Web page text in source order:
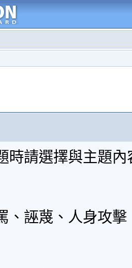
時請選擇與主題
、誣蔑、人身攻